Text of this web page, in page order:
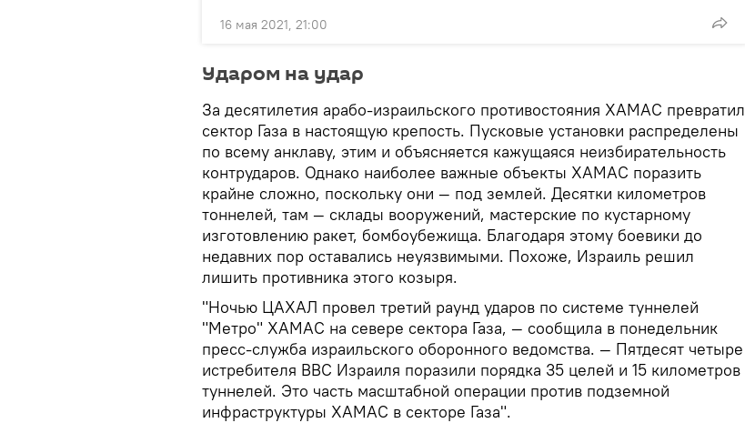
16 мая 2021, 21:00
Ударом на удар
За десятилетия арабо-израильского противостояния ХАМАС превратил
сектор Газа в настоящую крепость. Пусковые установки распределены
по всему анклаву, этим и объясняется кажущаяся неизбирательность
контрударов. Однако наиболее важные объекты ХАМАС поразить
крайне сложно, поскольку они — под землей. Десятки километров
тоннелей, там — склады вооружений, мастерские по кустарному
изготовлению ракет, бомбоубежища. Благодаря этому боевики до
недавних пор оставались неуязвимыми. Похоже, Израиль решил
лишить противника этого козыря.
"Ночью ЦАХАЛ провел третий раунд ударов по системе туннелей
"Метро" ХАМАС на севере сектора Газа, — сообщила в понедельник
пресс-служба израильского оборонного ведомства. — Пятдесят четыре
истребителя ВВС Израиля поразили порядка 35 целей и 15 километров
туннелей. Это часть масштабной операции против подземной
инфраструктуры ХАМАС в секторе Газа".